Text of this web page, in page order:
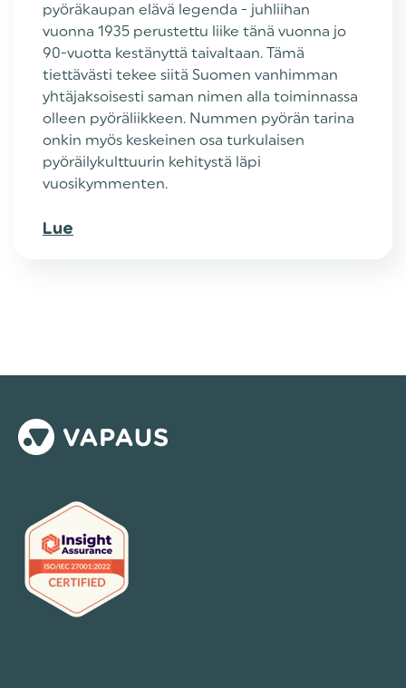
pyöräkaupan elävä legenda - juhliihan
vuonna 1935 perustettu liike tänä vuonna jo
90-vuotta kestänyttä taivaltaan. Tämä
tiettävästi tekee siitä Suomen vanhimman
yhtäjaksoisesti saman nimen alla toiminnassa
olleen pyöräliikkeen. Nummen pyörän tarina
onkin myös keskeinen osa turkulaisen
pyöräilykulttuurin kehitystä läpi
vuosikymmenten.
Lue